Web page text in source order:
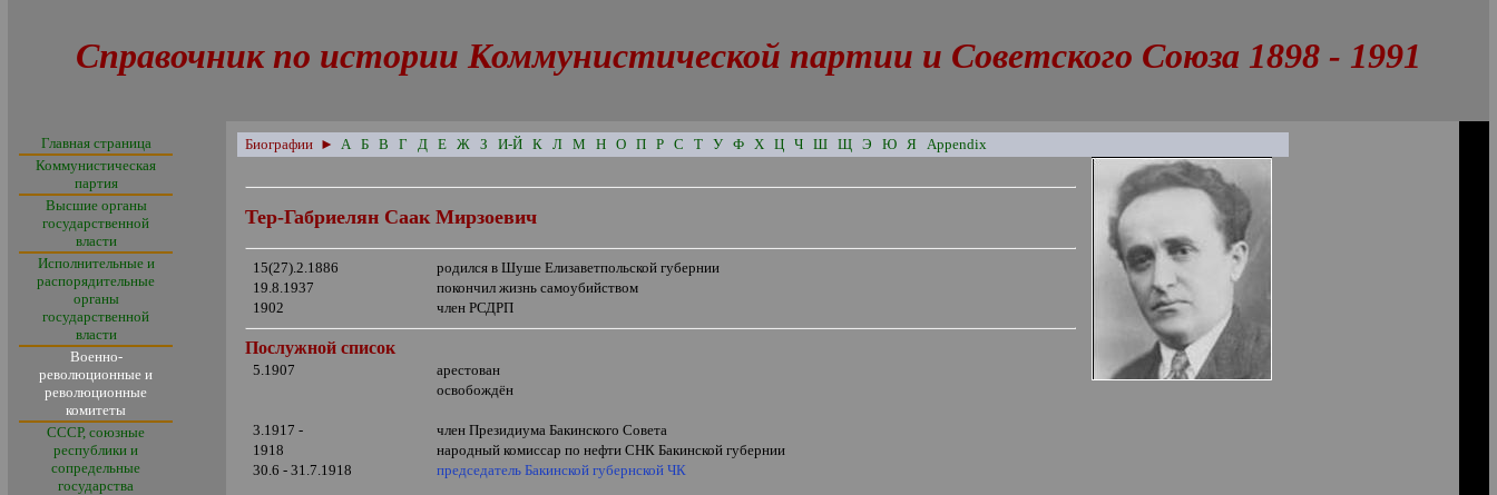
Справочник по истории Коммунистической партии и Советского Союза 1898 - 1991
Главная страница
Коммунистическая
партия
Высшие органы
государственной
власти
Исполнительные и
распорядительные
органы
государственной
власти
Военно-
революционные и
революционные
комитеты
СССР, союзные
республики и
сопредельные
государства
Биографии ► А Б В Г Д Е Ж З И-Й К Л М Н О П Р С Т У Ф Х Ц Ч Ш Щ Э Ю Я Appendix
Тер-Габриелян Саак Мирзоевич
15(27).2.1886
родился в Шуше Елизаветпольской губернии
19.8.1937
покончил жизнь самоубийством
1902
член РСДРП
Послужной список
5.1907
арестован
освобождён
3.1917 -
член Президиума Бакинского Совета
1918
народный комиссар по нефти СНК Бакинской губернии
30.6 - 31.7.1918
председатель Бакинской губернской ЧК